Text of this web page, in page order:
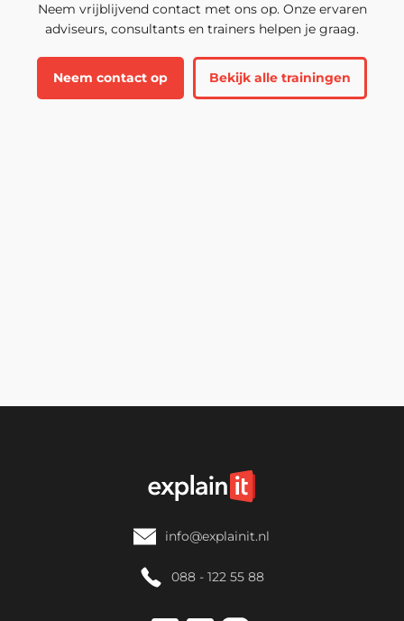
Neem vrijblijvend contact met ons op. Onze ervaren
adviseurs, consultants en trainers helpen je graag.
Neem contact op Bekijk alle trainingen
info@explainit.nl
088 - 122 55 88